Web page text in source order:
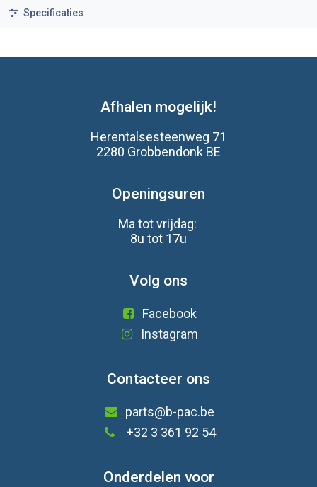
Specificaties
Afhalen mogelijk!
Herentalsesteenweg 71
2280 Grobbendonk BE
Openingsuren
Ma tot vrijdag:
8u tot 17u
Volg ons
Facebook
Instagram
Contacteer ons
parts@b-pac.be
+32 3 361 92 54
Onderdelen voor